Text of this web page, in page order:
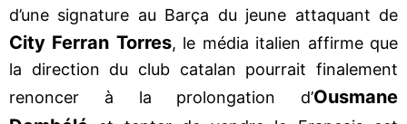
d’une signature au Barça du jeune attaquant de
City Ferran Torres, le média italien affirme que
la direction du club catalan pourrait finalement
renoncer à la prolongation d’Ousmane